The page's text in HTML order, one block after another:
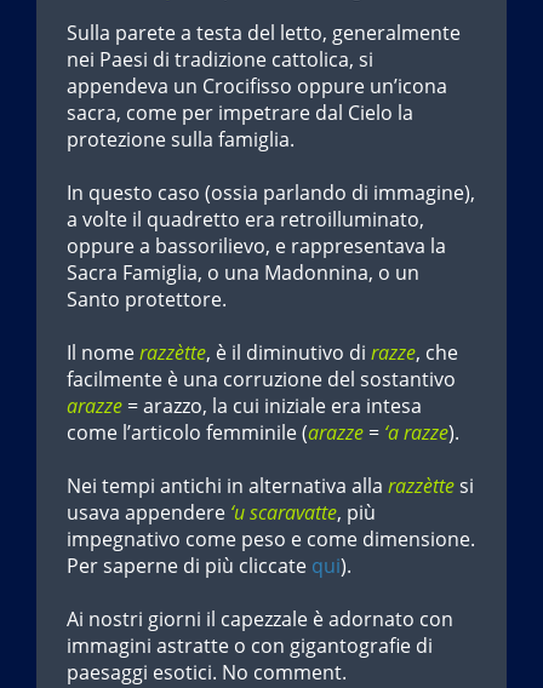
Sulla parete a testa del letto, generalmente
nei Paesi di tradizione cattolica, si
appendeva un Crocifisso oppure un’icona
sacra, come per impetrare dal Cielo la
protezione sulla famiglia.
In questo caso (ossia parlando di immagine),
a volte il quadretto era retroilluminato,
oppure a bassorilievo, e rappresentava la
Sacra Famiglia, o una Madonnina, o un
Santo protettore.
Il nomerazzètte, è il diminutivo di razze, che
facilmente è una corruzione del sostantivo
arazze = arazzo, la cui iniziale era intesa
come l’articolo femminile (arazze = ‘a razze).
Nei tempi antichi in alternativa alla razzèttesi
usava appendere ‘u scaravatte, più
impegnativo come peso e come dimensione.
Per saperne di più cliccate qui).
Ai nostri giorni il capezzale è adornato con
immagini astratte o con gigantografie di
paesaggi esotici. No comment.